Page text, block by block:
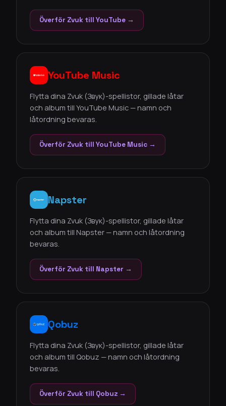
Överför Zvuk till YouTube →
YouTube Music
Flytta dina Zvuk (Звук)-spellistor, gillade låtar
och album till YouTube Music — namn och
låtordning bevaras.
Överför Zvuk till YouTube Music →
Napster
Flytta dina Zvuk (Звук)-spellistor, gillade låtar
och album till Napster — namn och låtordning
bevaras.
Överför Zvuk till Napster →
Qobuz
Flytta dina Zvuk (Звук)-spellistor, gillade låtar
och album till Qobuz — namn och låtordning
bevaras.
Överför Zvuk till Qobuz →